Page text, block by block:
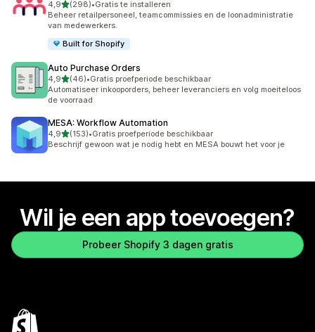
4,9van 5 sterren
(298)
298 recensies in totaal
•Gratis te installeren
Beheer retailpersoneel, teamcommissies en de loonadministratie
van medewerkers.
Built for Shopify
Auto Purchase Orders
4,9van 5 sterren
(46)
46 recensies in totaal
•Gratis proefperiode beschikbaar
Automatiseer inkooporders, beheer leveranciers en volg moeiteloos
de voorraad
MESA: Workflow Automation
4,9van 5 sterren
(153)
153 recensies in totaal
•Gratis proefperiode beschikbaar
Beschrijf gewoon wat je nodig hebt en MESA bouwt het voor je
Wil je een app toevoegen?
Probeer Shopify 3 dagen gratis